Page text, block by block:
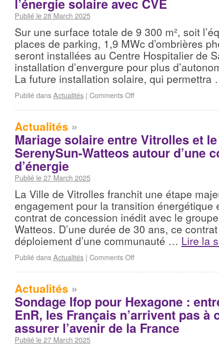
l’énergie solaire avec CVE
Publié le 28 March 2025
Sur une surface totale de 9 300 m², soit
places de parking, 1,9 MWc d’ombrières
seront installées au Centre Hospitalier de
installation d’envergure pour plus
La future installation solaire, qui
Publié dansActualités | Comments Off
Actualités »
Mariage solaire entre Vitrolles et
SerenySun-Watteos autour d’une
d’énergie
Publié le 27 March 2025
La Ville de Vitrolles franchit une étape
engagement pour la transition énergétique
contrat de concession inédit avec le
Watteos. D’une durée de 30 ans, ce
déploiement d’une communauté … Lire la
Publié dansActualités | Comments Off
Actualités »
Sondage Ifop pour Hexagone :
EnR, les Français n’arrivent pas à
assurer l’avenir de la France
Publié le 27 March 2025